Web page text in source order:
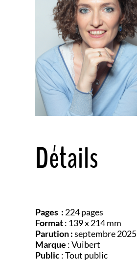
Détails
Pages : 224 pages
Format: 139 x 214 mm
Parution :septembre 2025
Marque : Vuibert
Public: Tout public